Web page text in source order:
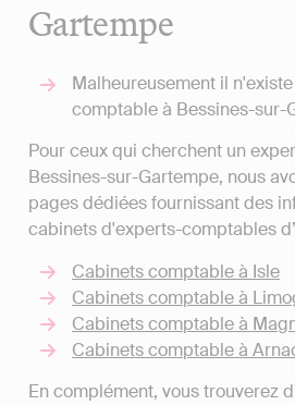
Gartempe
Malheureusement il
comptable à Bessines-sur-
Pour ceux qui cherchent un
Bessines-sur-Gartempe, nous
pages dédiées fournissant des
cabinets d'experts-comptables
Cabinets comptable à Isle
Cabinets comptable à
Cabinets comptable à
Cabinets comptable à
En complément, vous trouverez